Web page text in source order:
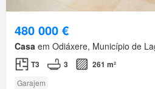
480 000 €
Casa em Odiáxere, Município de
T3 3 261 m²
Garajem